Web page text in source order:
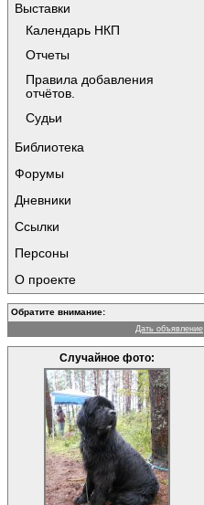
Выставки
Календарь НКП
Отчеты
Правила добавления
отчётов.
Судьи
Библиотека
Форумы
Дневники
Ссылки
Персоны
О проекте
Обратите внимание:
Дать объявление
Случайное фото: